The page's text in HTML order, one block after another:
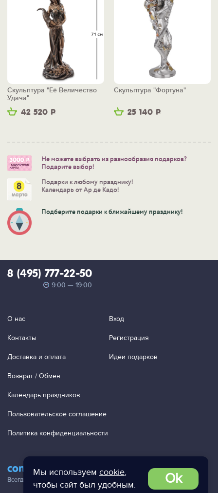
Мы используем cookie,
чтобы сайт был удобным.
Ok
42 520 Р
Скульптура "Её Величество
Удача"
25 140 Р
Скульптура "Фортуна"
Не можете выбрать из разнообразия подарков?
Подарите выбор!
Подарки к любому празднику!
Календарь от Ар де Кадо!
Подберите подарки к ближайшему празднику!
contact@ac-studio.ru
Всегда отвечаем на ваши письма!
8 (495) 777-22-50
9:00 — 19:00
О нас
Контакты
Доставка и оплата
Возврат / Обмен
Календарь праздников
Пользовательское соглашение
Политика конфиденциальности
Вход
Регистрация
Идеи подарков